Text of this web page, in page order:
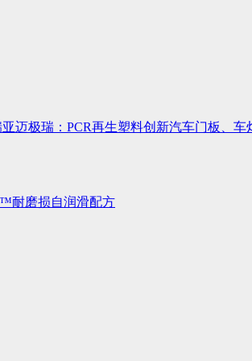
迈极瑞：PCR再生塑料创新汽车门板、车
耐磨损自润滑配方